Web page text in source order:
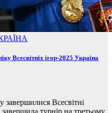
Всесвітніх ігор-2025 Україна
завершилися Всесвітні
турнір на третьому